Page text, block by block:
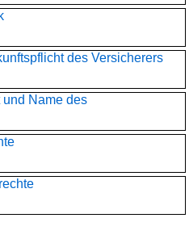
des Versicherers
und Name des